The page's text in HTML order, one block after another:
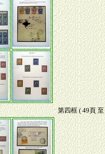
第四框 ( 49頁 至